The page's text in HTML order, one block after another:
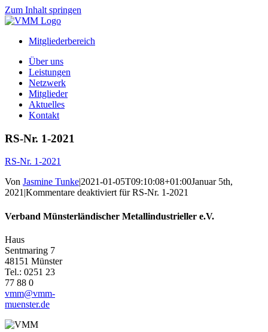
Zum Inhalt springen
Mitgliederbereich
Über uns
Leistungen
Netzwerk
Mitglieder
Aktuelles
Kontakt
RS-Nr. 1-2021
RS-Nr. 1-2021
Von Jasmine Tunke|2021-01-05T09:10:08+01:00Januar 5th,
2021|Kommentare deaktiviertfür RS-Nr. 1-2021
Verband Münsterländischer Metallindustrieller e.V.
Haus
Sentmaring 7
48151 Münster
Tel.: 0251 23
77 88 0
vmm@vmm-
muenster.de